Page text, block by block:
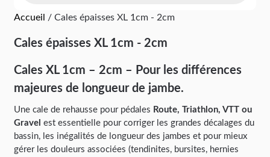
Accueil / Cales épaisses XL 1cm - 2cm
Cales épaisses XL 1cm - 2cm
Cales XL 1cm – 2cm – Pour les différences
majeures de longueur de jambe.
Une cale de rehausse pour pédales Route, Triathlon, VTT ou
Gravel est essentielle pour corriger les grandes décalages du
bassin, les inégalités de longueur des jambes et pour mieux
gérer les douleurs associées (tendinites, bursites, hernies